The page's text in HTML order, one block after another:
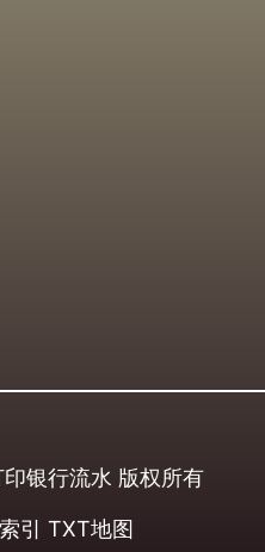
印银行流水 版权所有
引 TXT地图